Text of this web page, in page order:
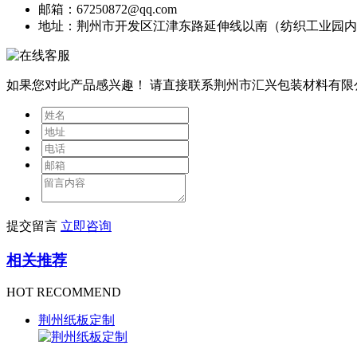
邮箱：67250872@qq.com
地址：荆州市开发区江津东路延伸线以南（纺织工业园内
如果您对此产品感兴趣！ 请直接联系荆州市汇兴包装材料有限
提交留言 立即咨询
相关推荐
HOT RECOMMEND
荆州纸板定制